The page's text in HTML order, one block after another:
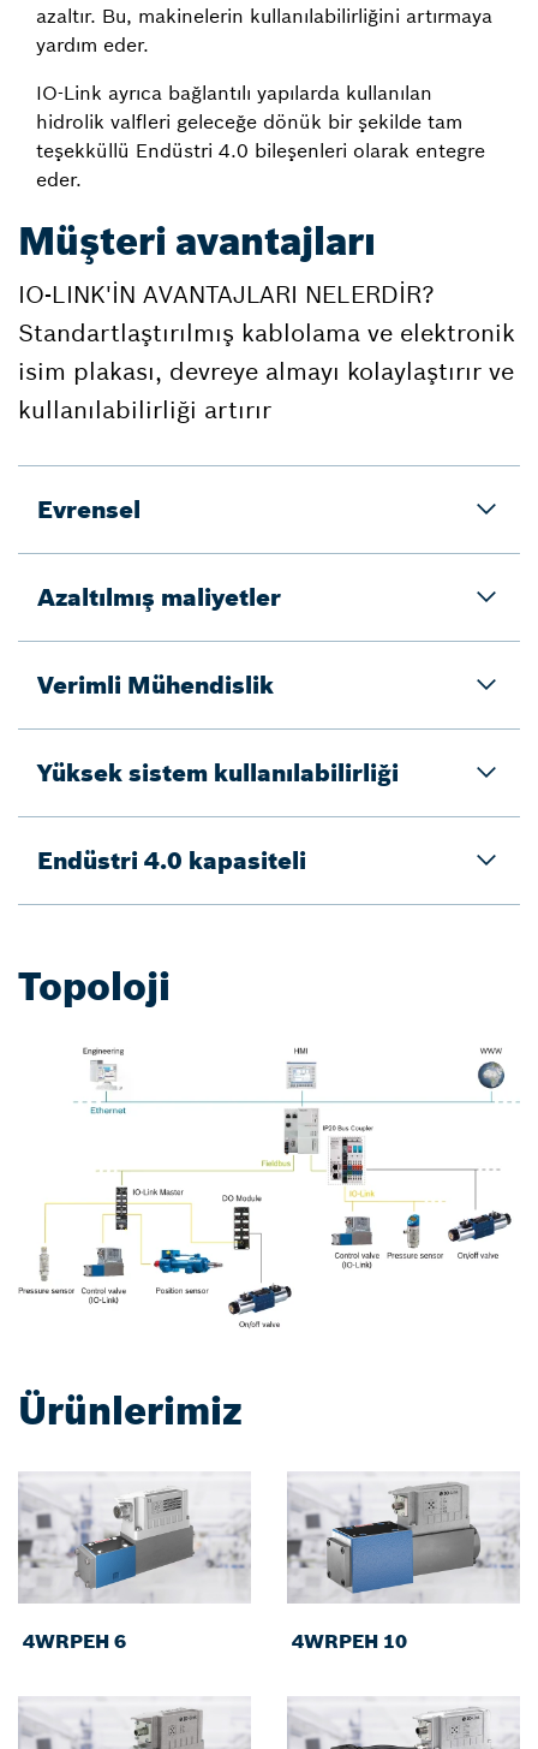
azaltır. Bu, makinelerin kullanılabilirliğini artırmaya
yardım eder.
IO-Link ayrıca bağlantılı yapılarda kullanılan
hidrolik valfleri geleceğe dönük bir şekilde tam
teşekküllü Endüstri 4.0 bileşenleri olarak entegre
eder.
Müşteri avantajları
IO-LINK'İN AVANTAJLARI NELERDİR?
Standartlaştırılmış kablolama ve elektronik
isim plakası, devreye almayı kolaylaştırır ve
kullanılabilirliği artırır
Evrensel
Azaltılmış maliyetler
Verimli Mühendislik
Yüksek sistem kullanılabilirliği
Endüstri 4.0 kapasiteli
Topoloji
Ürünlerimiz
4WRPEH 6 4WRPEH 10